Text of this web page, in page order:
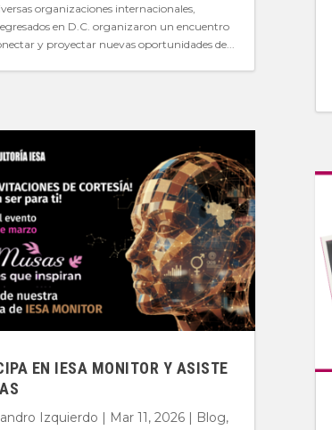
organizaciones internacionales,
en D.C. organizaron un encuentro
y proyectar nuevas oportunidades de...
EN IESA MONITOR Y ASISTE
Izquierdo | Mar 11, 2026| Blog,